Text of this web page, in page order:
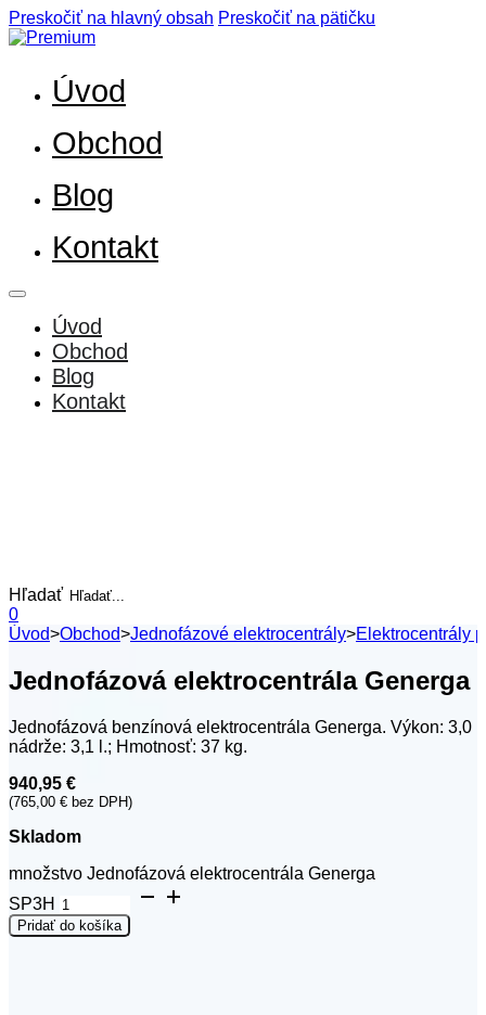
Preskočiť na hlavný obsah Preskočiť na pätičku
Úvod
Obchod
Blog
Kontakt
Úvod
Obchod
Blog
Kontakt
Hľadať
0
Úvod>Obchod>Jednofázové elektrocentrály>Elektrocentrály
Jednofázová elektrocentrála Generga
Jednofázová benzínová elektrocentrála Generga. Výkon: 3,0
nádrže: 3,1 l.; Hmotnosť: 37 kg.
940,95 €
(765,00 € bez DPH)
Skladom
množstvo Jednofázová elektrocentrála Generga
SP3H
Pridať do košíka